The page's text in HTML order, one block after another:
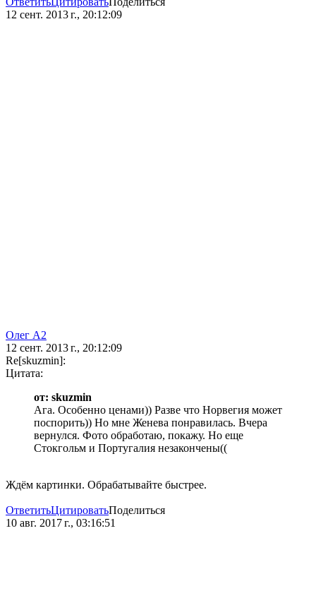
12 сент. 2013 г., 20:12:09
Олег А2
12 сент. 2013 г., 20:12:09
Re[skuzmin]:
Цитата:
от: skuzmin
Ага. Особенно ценами)) Разве что Норвегия может
поспорить)) Но мне Женева понравилась. Вчера
вернулся. Фото обработаю, покажу. Но еще
Стокгольм и Португалия незакончены((
Ждём картинки. Обрабатывайте быстрее.
ОтветитьЦитироватьПоделиться
10 авг. 2017 г., 03:16:51